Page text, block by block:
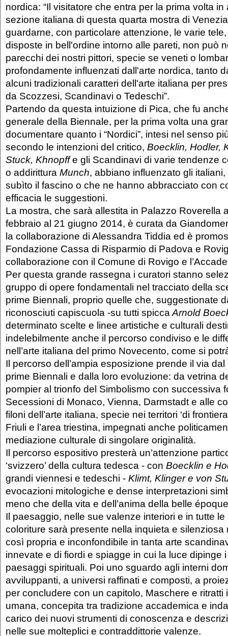
nordica: “Il visitatore che entra per la prima volta
sezione italiana di questa quarta mostra di
guardarne, con particolare attenzione, le varie
disposte in bell'ordine intorno alle pareti, non può
parecchi dei nostri pittori, specie se veneti o
profondamente influenzati dall'arte nordica, tanto
alcuni tradizionali caratteri dell'arte italiana per
da Scozzesi, Scandinavi o Tedeschi”.
Partendo da questa intuizione di Pica, che fu
generale della Biennale, per la prima volta una
documentare quanto i “Nordici”, intesi nel senso
secondo le intenzioni del critico, Boecklin, Hodler,
Stuck, Khnopffe gli Scandinavi di varie tendenze
o addirittura Munch, abbiano influenzato gli
subìto il fascino o che ne hanno abbracciato con
efficacia le suggestioni.
La mostra, che sarà allestita in Palazzo Roverella
febbraio al 21 giugno 2014, è curata da
la collaborazione di Alessandra Tiddia ed è
Fondazione Cassa di Risparmio di Padova e
collaborazione con il Comune di Rovigo e
Per questa grande rassegna i curatori stanno
gruppo di opere fondamentali nel tracciato della
prime Biennali, proprio quelle che, suggestionate
riconosciuti capiscuola -su tutti spicca Arnold
determinato scelte e linee artistiche e culturali
indelebilmente anche il percorso condiviso e le
nell’arte italiana del primo Novecento, come si
Il percorso dell’ampia esposizione prende il via
prime Biennali e dalla loro evoluzione: da vetrina
pompier al trionfo del Simbolismo con successiva
Secessioni di Monaco, Vienna, Darmstadt e alle
filoni dell’arte italiana, specie nei territori ‘di
Friuli e l’area triestina, impegnati anche
mediazione culturale di singolare originalità.
Il percorso espositivo presterà un’attenzione
‘svizzero’ della cultura tedesca - con Boecklin e
grandi viennesi e tedeschi - Klimt, Klinger e von
evocazioni mitologiche e dense interpretazioni
meno che della vita e dell’anima della belle
Il paesaggio, nelle sue valenze interiori e in tutte
coloriture sarà presente nella inquieta e silenziosa
così propria e inconfondibile in tanta arte
innevate e di fiordi e spiagge in cui la luce dipinge
paesaggi spirituali. Poi uno sguardo agli interni
avviluppanti, a universi raffinati e composti, a
per concludere con un capitolo, Maschere e ritratti
umana, concepita tra tradizione accademica e
carico dei nuovi strumenti di conoscenza e
nelle sue molteplici e contraddittorie valenze.